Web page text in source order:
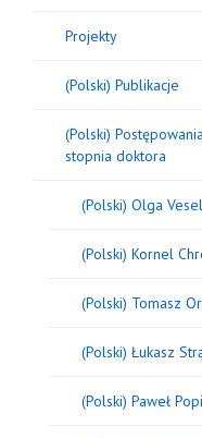
Projekty
(Polski) Publikacje
(Polski)
stopnia doktora
(Polski) Olga
(Polski) Kornel
(Polski) Tomasz
(Polski) Łukasz
(Polski) Paweł